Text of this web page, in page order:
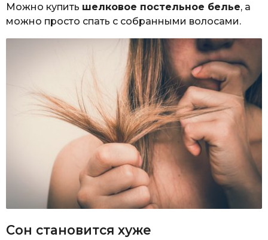
Можно купить шелковое постельное белье, а
можно просто спать с собранными волосами.
Сон становится хуже